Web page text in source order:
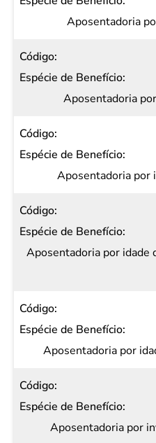
deAposentadoria
Aposentadoria
Aposentadoria por
Aposentadoria por
Aposentadoria por
Aposentadoria por